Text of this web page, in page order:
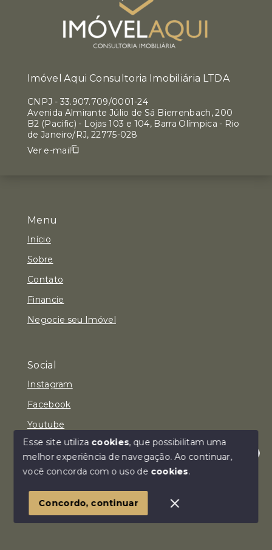
Olá! Estamos disponíveis para te ajudar.
Menu
Início
Sobre
Contato
Financie
Negocie seu Imóvel
Social
Instagram
Facebook
Youtube
© Copyright 2026 - Imóvel Aqui Consultoria Imobiliária
SITE PARA IMOBILIARIA
Imóvel Aqui Consultoria Imobiliária LTDA
CNPJ - 33.907.709/0001-24
Avenida Almirante Júlio de Sá Bierrenbach, 200
B2 (Pacific) - Lojas 103 e 104, Barra Olímpica - Rio
de Janeiro/RJ, 22775-028
Ver e-mail
Esse site utiliza cookies, que possibilitam uma
melhor experiência de navegação.Ao continuar,
você concorda com o uso de cookies.
Concordo, continuar